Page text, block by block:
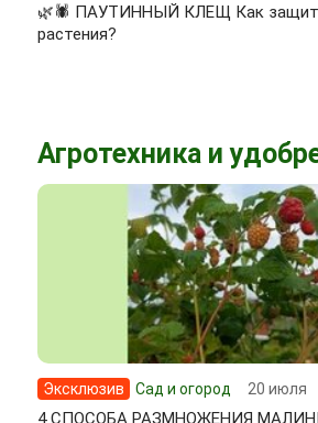
🌿🕷 ПАУТИННЫЙ КЛЕЩ Как
растения?
Агротехника и
Эксклюзив Сад и огород 20 июля
4 СПОСОБА РАЗМНОЖЕНИЯ